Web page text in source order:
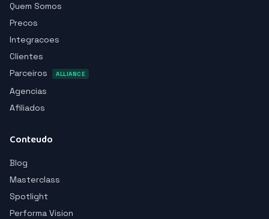
Quem Somos
Precos
Integracoes
Clientes
Parceiros
ALLIANCE
Agencias
Afiliados
Conteudo
Blog
Masterclass
Spotlight
Performa Vision